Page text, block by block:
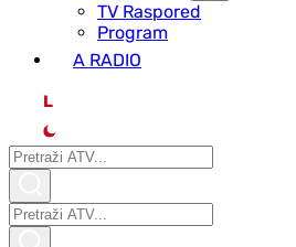
ТV Raspored
Program
A RADIO
L